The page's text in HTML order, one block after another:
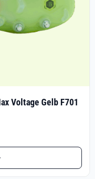
Voltage Gelb F701